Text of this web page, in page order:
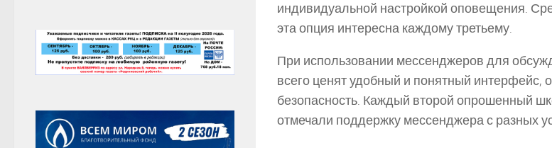
индивидуальной настройкой оповещения.
эта опция интересна каждому третьему.
При использовании мессенджеров для
всего ценят удобный и понятный интерфейс,
безопасность. Каждый второй опрошенный
отмечали поддержку мессенджера с разных